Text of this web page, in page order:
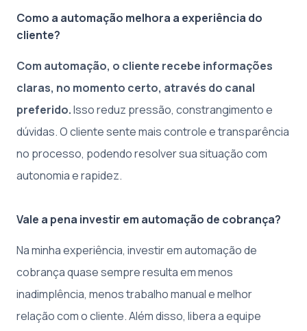
Como a automação melhora a experiência do
cliente?
Com automação, o cliente recebe informações
claras, no momento certo, através do canal
preferido.Isso reduz pressão, constrangimento e
dúvidas. O cliente sente mais controle e transparência
no processo, podendo resolver sua situação com
autonomia e rapidez.
Vale a pena investir em automação de cobrança?
Na minha experiência, investir em automação de
cobrança quase sempre resulta em menos
inadimplência, menos trabalho manual e melhor
relação com o cliente. Além disso, libera a equipe